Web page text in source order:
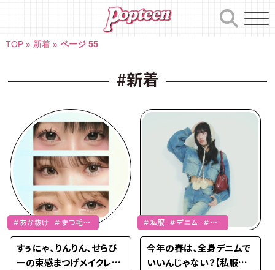
TOP» 新着» ページ 55
#新着
＃あか抜け ＃まつ毛メ
イク ＃涼海すう ＃土
屋惺来 ＃相塲星音
すぅにゃ、りんりん、せらぴ
ーの束感まつげメイクレシ
＃私服 ＃デニム ＃
SNAP
今年の春は、全身デニムで
いいんじゃない？【私服デ